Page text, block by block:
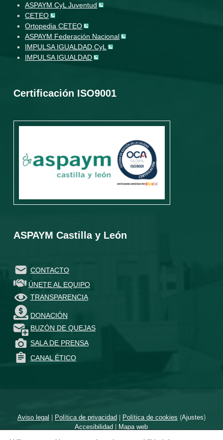
ASPAYM CyL Juventud
CETEO
Ortopedia CETEO
ASPAYM Federación Nacional
IMPULSA IGUALDAD CyL
IMPULSA IGUALDAD
Certificación ISO9001
ASPAYM Castilla y León
CONTACTO
ÚNETE AL EQUIPO
TRANSPARENCIA
DONACIÓN
BUZÓN DE QUEJAS
SALA DE PRENSA
CANAL ÉTICO
Aviso legal | Política de privacidad| Política de cookies (Ajustes)
Accesibilidad | Mapa web